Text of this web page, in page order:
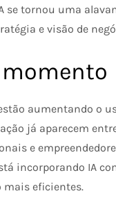
tornou uma
e visão de
aumentando o
já aparecem
e
incorporando IA
mais eficientes.